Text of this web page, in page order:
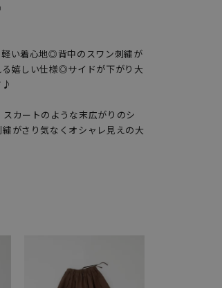
い着心地◎背中のスワン刺繍が
嬉しい仕様◎サイドが下がり大
♪
カートのような末広がりのシ
がさり気なくオシャレ見えの大